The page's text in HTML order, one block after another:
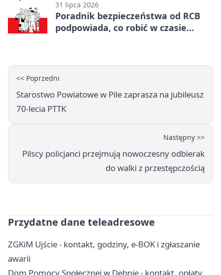
31 lipca 2026
Poradnik bezpieczeństwa od RCB
podpowiada, co robić w czasie
<< Poprzedni
Starostwo Powiatowe w Pile zaprasza na jubileusz
70-lecia PTTK
Następny >>
Pilscy policjanci przejmują nowoczesny odbierak
do walki z przestępczością
Przydatne dane teleadresowe
ZGKiM Ujście - kontakt, godziny, e-BOK i zgłaszanie
awarii